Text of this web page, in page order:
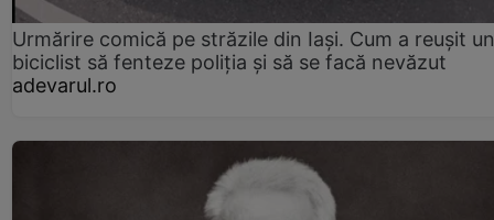
Urmărire comică pe străzile din Iași. Cum a reușit un
biciclist să fenteze poliția și să se facă nevăzut
adevarul.ro